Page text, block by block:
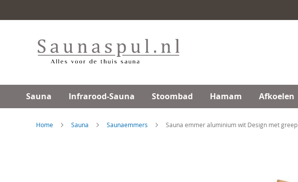
direct
naar
inhoud
Sauna Infrarood-Sauna Stoombad Hamam Afkoelen
Home Sauna Saunaemmers Sauna emmer aluminium wit Design met greep